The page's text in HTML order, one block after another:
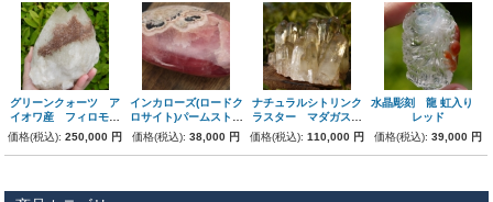
グリーンクォーツ ア
イオワ産 フィロモル
ファイト共生 ツイン
ソウル カテドラル
1.4kg
価格(税込):250,000 円
インカローズ(ロードク
ロサイト)パームストー
ン ペルー産 126g
価格(税込):38,000 円
ナチュラルシトリンク
ラスター マダガスカ
ル産 162g
価格(税込): 110,000 円
水晶彫刻 龍 虹入り
レッド
価格(税込): 39,000 円